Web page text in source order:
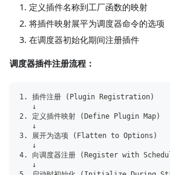
定义插件名称到工厂函数的映射
将插件映射展平为调度器命令的选项
在调度器初始化期间注册插件
调度器插件注册流程：
1. 插件注册 (Plugin Registration)
   ↓
2. 定义插件映射 (Define Plugin Map)
   ↓
3. 展开为选项 (Flatten to Options)
   ↓
4. 向调度器注册 (Register with
   ↓